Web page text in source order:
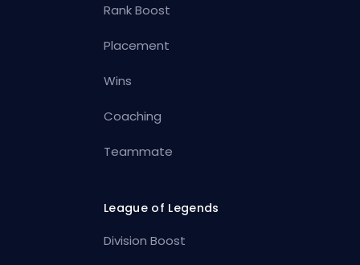
Rank Boost
Placement
Wins
Coaching
Teammate
League of Legends
Division Boost